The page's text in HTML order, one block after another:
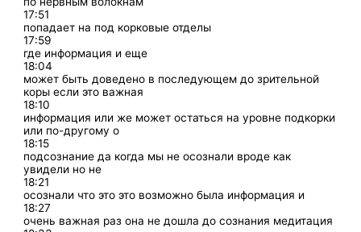
17:51
попадает на под корковые отделы
17:59
где информация и еще
18:04
может быть доведено в последующем до зрительной
коры если это важная
18:10
информация или же может остаться на уровне подкорки
или по-другому о
18:15
подсознание да когда мы не осознали вроде как
увидели но не
18:21
осознали что это это возможно была информация и
18:27
очень важная раз она не дошла до сознания медитация